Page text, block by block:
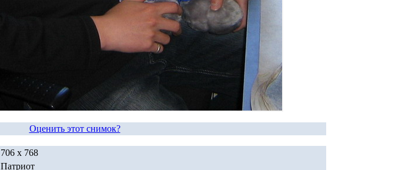
Оценить этот снимок?
706 x 768
Патриот